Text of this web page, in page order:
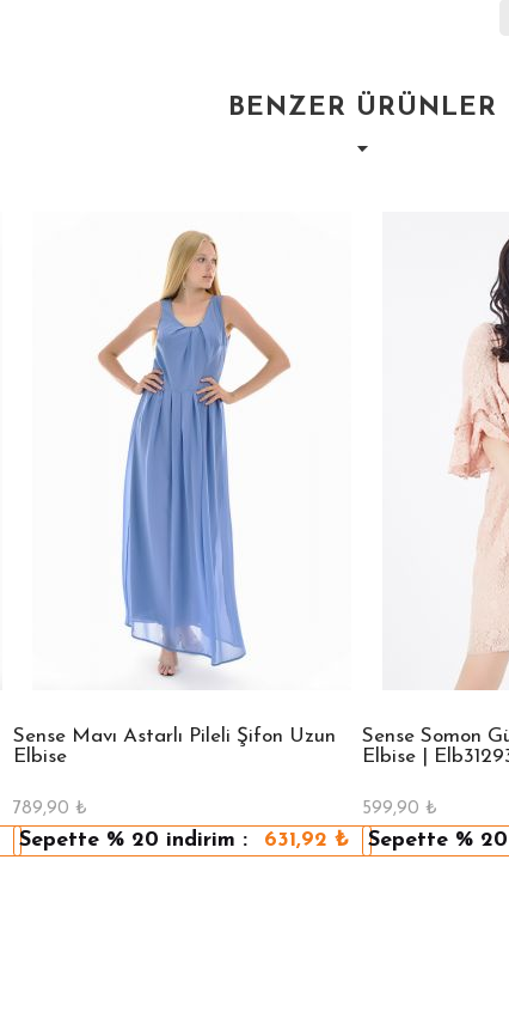
BENZER ÜRÜNLER
Sense Mavı Astarlı Pileli Şifon Uzun
Elbise
789,90 ₺
Sepette % 20 indirim : 631,92 ₺
Sense Somon
Elbise |
599,90 ₺
Sepette % 20